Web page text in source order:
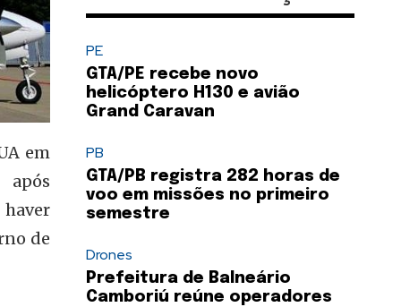
em
de
PE
GTA/PE recebe novo
helicóptero H130 e avião
Grand Caravan
PB
GTA/PB registra 282 horas de
voo em missões no primeiro
semestre
Drones
Prefeitura de Balneário
Camboriú reúne operadores